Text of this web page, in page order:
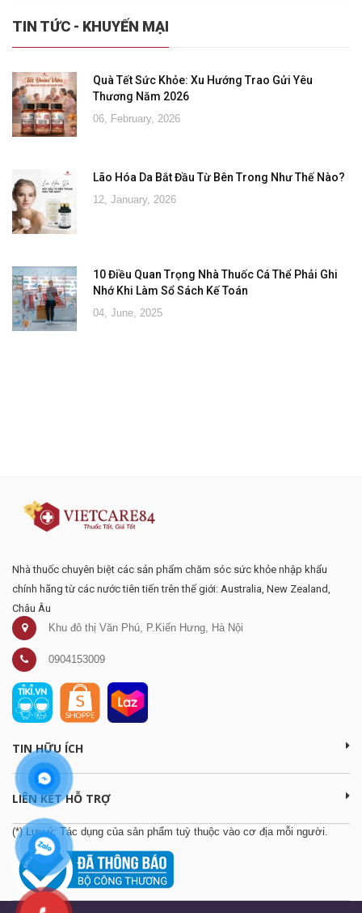
TIN TỨC - KHUYẾN MẠI
Quà Tết Sức Khỏe: Xu Hướng Trao Gửi Yêu
Thương Năm 2026
06, February, 2026
Lão Hóa Da Bắt Đầu Từ Bên Trong Như Thế Nào?
12, January, 2026
10 Điều Quan Trọng Nhà Thuốc Cá Thể Phải Ghi
Nhớ Khi Làm Sổ Sách Kế Toán
04, June, 2025
Nhà thuốc chuyên biệt các sản phẩm chăm sóc sức khỏe nhập khẩu
chính hãng từ các nước tiên tiến trên thế giới: Australia, New Zealand,
Châu Âu
Khu đô thị Văn Phú, P.Kiến Hưng, Hà Nội
0904153009
TIN HỮU ÍCH
LIÊN KẾT HỖ TRỢ
(*) Lưu ý: Tác dụng của sản phẩm tuỳ thuộc vào cơ địa mỗi người.